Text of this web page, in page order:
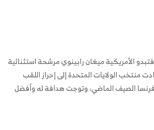
الأمريكية ميغان رابينوي مرشحة استثنائية
منتخب الولايات المتحدة إلى إحراز اللقب
الصيف الماضي، وتوجت هدافة له وأفضل